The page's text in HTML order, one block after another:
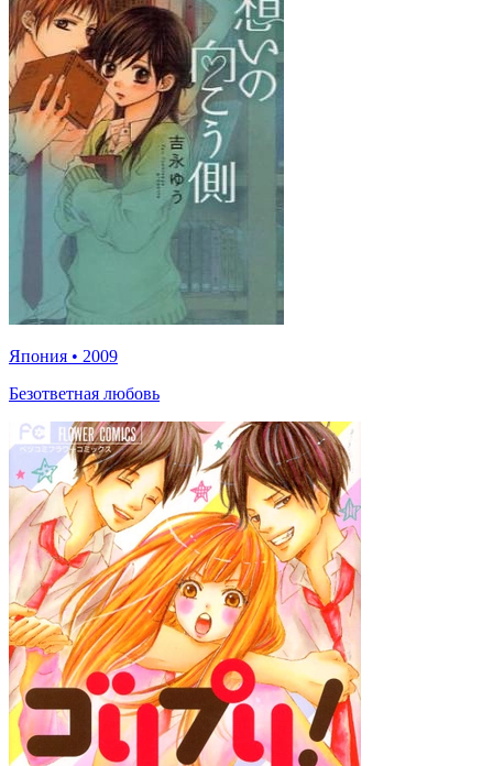
Япония • 2009
Безответная любовь